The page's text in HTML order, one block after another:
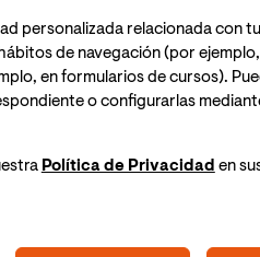
con la mayor
Nespoli, directora de
la siguiente
y
personalizada relacionada con
de navegación (por
en formularios de cursos).
o configurarlas
Política de Privacidad en